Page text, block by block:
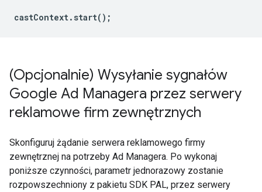
castContext. start();
(Opcjonalnie) Wysyłanie sygnałów
Google Ad Managera przez serwery
reklamowe firm zewnętrznych
Skonfiguruj żądanie serwera reklamowego firmy
zewnętrznej na potrzeby Ad Managera. Po wykonaj
poniższe czynności, parametr jednorazowy zostanie
rozpowszechniony z pakietu SDK PAL, przez serwery